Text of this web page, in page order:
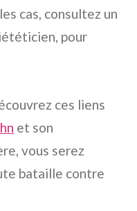
cas, consultez un
pour
ces liens
et son
vous serez
bataille contre